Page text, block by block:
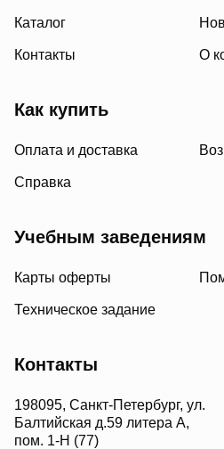
Каталог
Контакты О
Как купить
Оплата и доставка
Справка
Учебным заведениям
Карты оферты
Техническое задание
Контакты
198095, Санкт-Петербург, ул.
Балтийская д.59 литера А,
пом. 1-Н (77)